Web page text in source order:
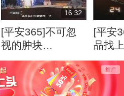
16:32
[平安365]不可忽
视的肿块
(20120807)
[平安
品找